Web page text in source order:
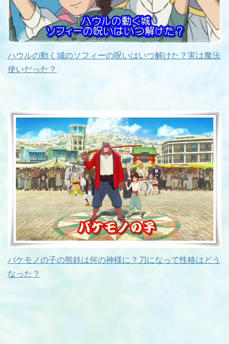
ハウルの動く城のソフィーの呪いはいつ解けた？実は魔法
使いだった？
バケモノの子の熊鉄は何の神様に？刀になって性格はどう
なった？